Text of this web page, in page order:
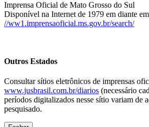
Imprensa Oficial de Mato Grosso do Sul
Disponível na Internet de 1979 em diante em
//ww1.imprensaoficial.ms.gov.br/search/
Outros Estados
Consultar sítios eletrônicos de imprensas
www.jusbrasil.com.br/diarios (necessário
períodos digitalizados nesse sítio variam de
pesquisado.